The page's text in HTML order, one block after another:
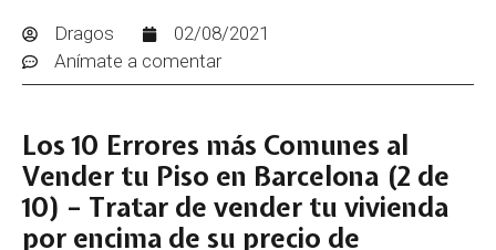
Dragos
02/08/2021
Anímate a comentar
Los 10 Errores más Comunes al
Vender tu Piso en Barcelona (2 de
10) – Tratar de vender tu vivienda
por encima de su precio de